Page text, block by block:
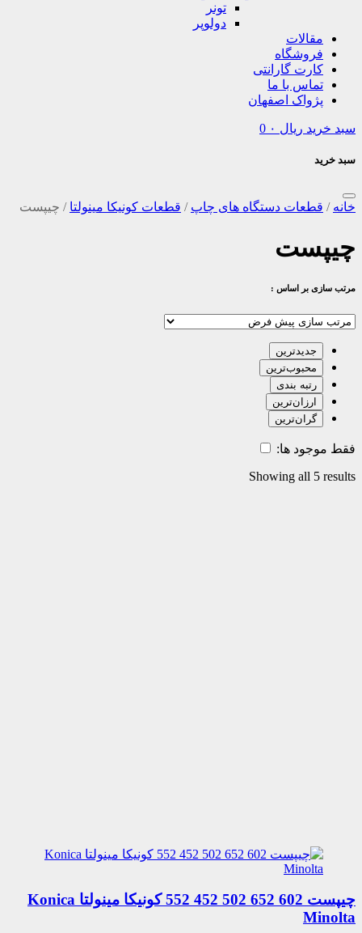
تونر
دولوپر
مقالات
فروشگاه
کارت گارانتی
تماس با ما
پژواک اصفهان
سبد خرید ریال 0
سبد خرید
خانه / قطعات دستگاه های چاپ / قطعات کونیکا مینولتا / چیپست
چیپست
مرتب سازی بر اساس :
جدیدترین
محبوب‌ترین
رتبه بندی
ارزان‌ترین
گران‌ترین
فقط موجود ها:
Showing all 5 results
چیپست 602 652 502 452 552 کونیکا مینولتا Konica
Minolta